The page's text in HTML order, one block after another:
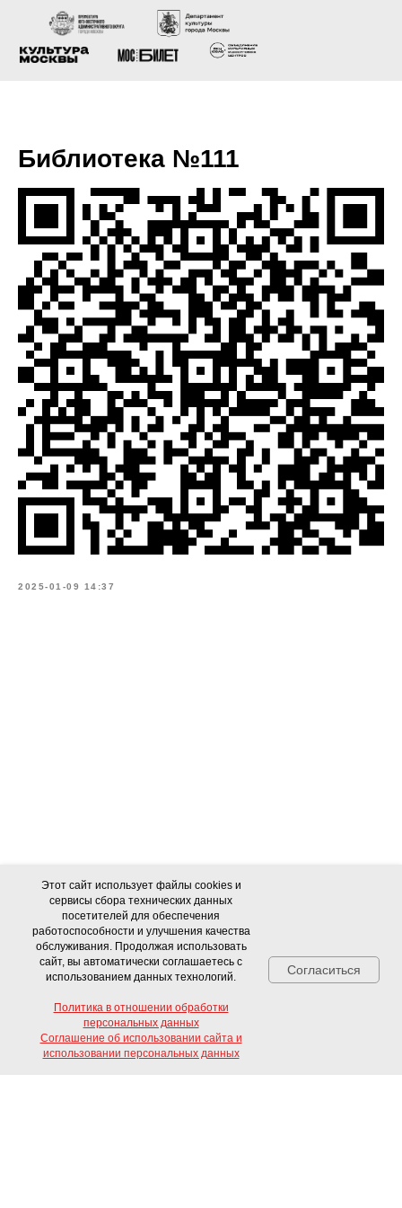
Свяжитесь с нами!
Библиотека №111
2025-01-09 14:37
Этот сайт использует файлы cookies и
сервисы сбора технических данных
посетителей для обеспечения
работоспособности и улучшения качества
обслуживания. Продолжая использовать
сайт, вы автоматически соглашаетесь с
использованием данных технологий.
Политика в отношении обработки
персональных данных
Соглашение об использовании сайта и
использовании персональных данных
Согласиться